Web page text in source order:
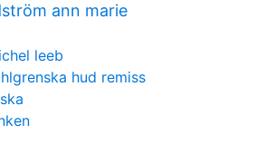
ann marie
leeb
hud remiss